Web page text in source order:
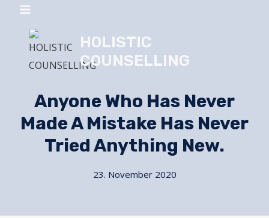
springen
HOLISTIC
COUNSELLING
Anyone Who Has Never
Made A Mistake Has Never
Tried Anything New.
23. November 2020